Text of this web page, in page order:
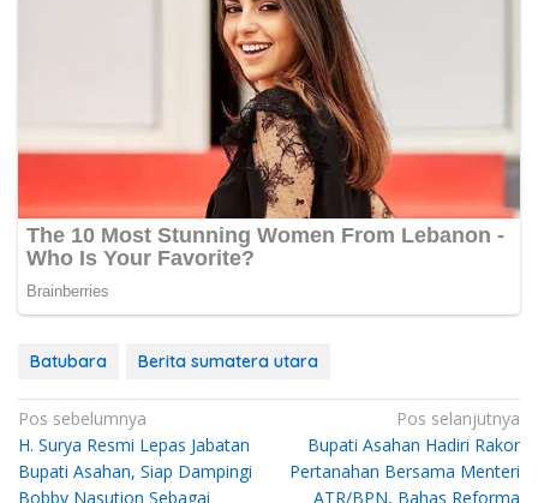
Batubara Berita sumatera utara
Navigasi
pos
Pos sebelumnya
H. Surya Resmi Lepas Jabatan
Bupati Asahan, Siap Dampingi
Bobby Nasution Sebagai
Pos selanjutnya
Bupati Asahan Hadiri Rakor
Pertanahan Bersama Menteri
ATR/BPN, Bahas Reforma